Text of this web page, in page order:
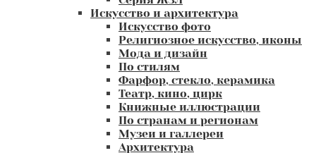
Искусство и архитектура
Искусство фото
Религиозное искусство, иконы
Мода и дизайн
По стилям
Фарфор, стекло, керамика
Театр, кино, цирк
Книжные иллюстрации
По странам и регионам
Музеи и галлереи
Архитектура